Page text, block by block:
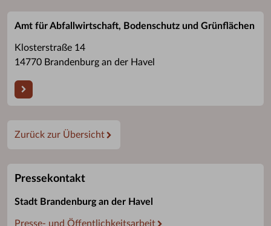
Amt für Abfallwirtschaft, Bodenschutz und Grünflächen
Klosterstraße 14
14770 Brandenburg an der Havel
Zurück zur Übersicht
Pressekontakt
Stadt Brandenburg an der Havel
Presse- und Öffentlichkeitsarbeit